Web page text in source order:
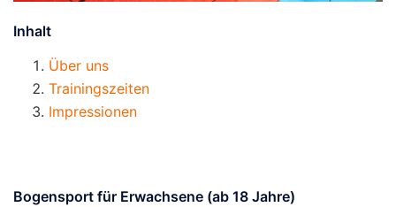
Inhalt
Über uns
Trainingszeiten
Impressionen
Bogensport für Erwachsene (ab 18 Jahre)